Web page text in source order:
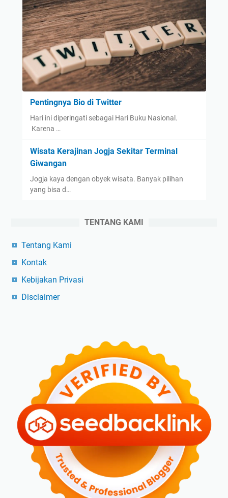
Pentingnya Bio di Twitter
Hari ini diperingati sebagai Hari Buku Nasional.
Karena …
Wisata Kerajinan Jogja Sekitar Terminal
Giwangan
Jogja kaya dengan obyek wisata. Banyak pilihan
yang bisa d…
TENTANG KAMI
Tentang Kami
Kontak
Kebijakan Privasi
Disclaimer